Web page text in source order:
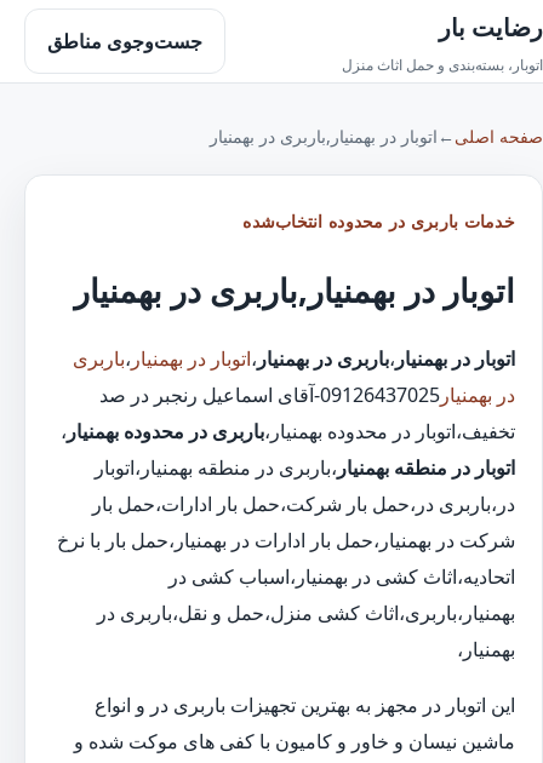
رضایت بار
اتوبار، بسته‌بندی و حمل اثاث منزل
جست‌وجوی مناطق
صفحه اصلی ← اتوبار در بهمنیار,باربری در بهمنیار
خدمات باربری در محدوده انتخاب‌شده
اتوبار در بهمنیار,باربری در بهمنیار
اتوبار در بهمنیار ،باربری در بهمنیار ،اتوبار در بهمنیار ،باربری
در بهمنیار
09126437025-آقای اسماعیل رنجبر در صد
تخفیف،اتوبار در محدوده بهمنیار،باربری در محدوده بهمنیار ،
اتوبار در منطقه بهمنیار ،باربری در منطقه بهمنیار،اتوبار
در،باربری در،حمل بار شرکت،حمل بار ادارات،حمل بار
شرکت در بهمنیار،حمل بار ادارات در بهمنیار،حمل بار با نرخ
اتحادیه،اثاث کشی در بهمنیار،اسباب کشی در
بهمنیار،باربری،اثاث کشی منزل،حمل و نقل،باربری در
بهمنیار،
این اتوبار در مجهز به بهترین تجهیزات باربری در و انواع
ماشین نیسان و خاور و کامیون با کفی های موکت شده و